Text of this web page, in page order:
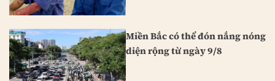
Miền Bắc có thể đón nắng nóng
diện rộng từ ngày 9/8